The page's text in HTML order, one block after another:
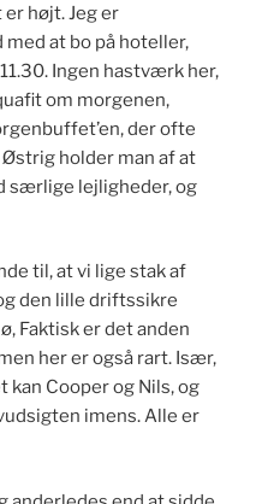
højt. Jeg er
at bo på hoteller,
Ingen hastværk her,
om morgenen,
der ofte
holder man af at
særlige lejligheder, og
til, at vi lige stak af
den lille driftssikre
Faktisk er det anden
her er også rart. Især,
kan Cooper og Nils, og
imens. Alle er